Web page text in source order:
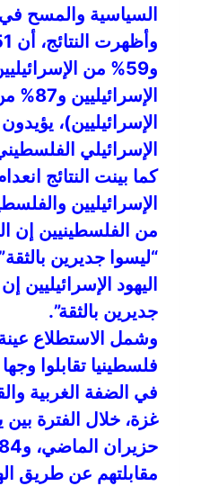
السياسية والمسح في
الإسرائيليين)،
الإسرائيلي
كما بينت النتائج
من الفلسطينيين إن
اليهود الإسرائيليين
جديرين بالثقة”.
فلسطينيا تقابلوا
في الضفة الغربية
مقابلتهم عن طريق